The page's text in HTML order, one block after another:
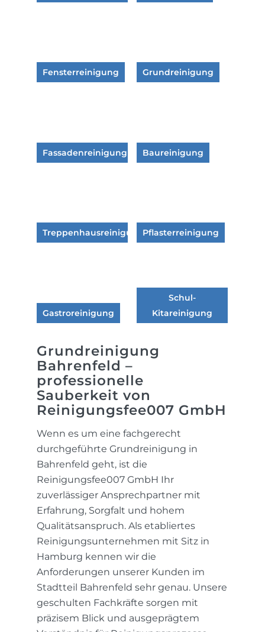
Fensterreinigung Grundreinigung
Fassadenreinigung Baureinigung
TreppenhausreinigungPflasterreinigung
Gastroreinigung
Schul-
Kitareinigung
Grundreinigung
Bahrenfeld –
professionelle
Sauberkeit von
Reinigungsfee007 GmbH
Wenn es um eine fachgerecht
durchgeführte Grundreinigung in
Bahrenfeld geht, ist die
Reinigungsfee007 GmbH Ihr
zuverlässiger Ansprechpartner mit
Erfahrung, Sorgfalt und hohem
Qualitätsanspruch. Als etabliertes
Reinigungsunternehmen mit Sitz in
Hamburg kennen wir die
Anforderungen unserer Kunden im
Stadtteil Bahrenfeld sehr genau. Unsere
geschulten Fachkräfte sorgen mit
präzisem Blick und ausgeprägtem